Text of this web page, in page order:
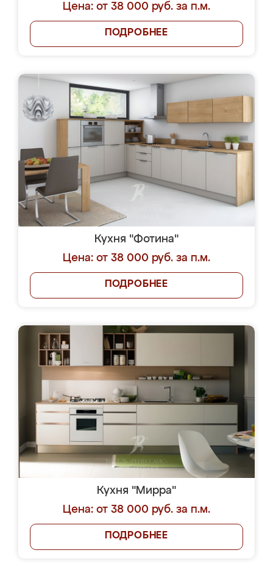
Цена: от 38 000 руб. за п.м.
ПОДРОБНЕЕ
Кухня "Фотина"
Цена: от 38 000 руб. за п.м.
ПОДРОБНЕЕ
Кухня "Мирра"
Цена: от 38 000 руб. за п.м.
ПОДРОБНЕЕ